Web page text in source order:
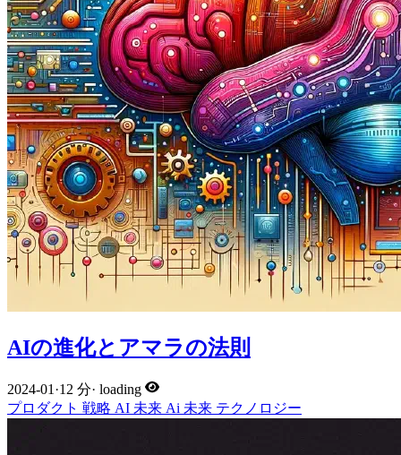
AIの進化とアマラの法則
2024-01 ·12 分· loading
プロダクト 戦略 AI 未来 Ai 未来 テクノロジー